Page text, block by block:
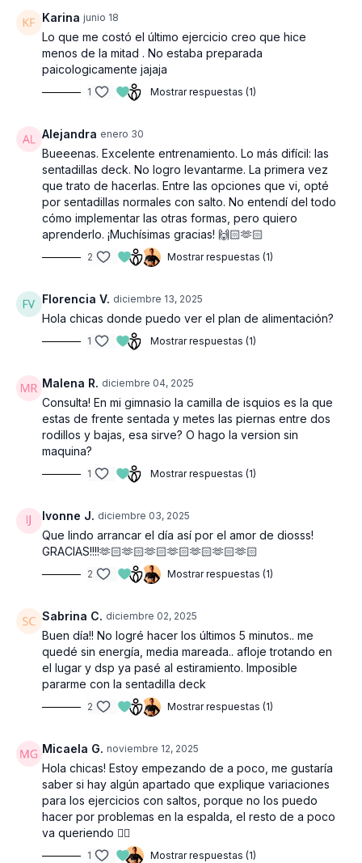
Karina junio 18
Lo que me costó el último ejercicio creo que hice
menos de la mitad . No estaba preparada
paicologicamente jajaja
1 Mostrar respuestas (1)
Alejandra enero 30
Bueeenas. Excelente entrenamiento. Lo más difícil: las
sentadillas deck. No logro levantarme. La primera vez
que trato de hacerlas. Entre las opciones que vi, opté
por sentadillas normales con salto. No entendí del todo
cómo implementar las otras formas, pero quiero
aprenderlo. ¡Muchísimas gracias! 🙌🏻🫶🏻
2 Mostrar respuestas (1)
Florencia V. diciembre 13, 2025
Hola chicas donde puedo ver el plan de alimentación?
1 Mostrar respuestas (1)
Malena R. diciembre 04, 2025
Consulta! En mi gimnasio la camilla de isquios es la que
estas de frente sentada y metes las piernas entre dos
rodillos y bajas, esa sirve? O hago la version sin
maquina?
1 Mostrar respuestas (1)
Ivonne J. diciembre 03, 2025
Que lindo arrancar el día así por el amor de diosss!
GRACIAS!!!!🫶🏻🫶🏻🫶🏻🫶🏻🫶🏻🫶🏻🫶🏻
2 Mostrar respuestas (1)
Sabrina C. diciembre 02, 2025
Buen día!! No logré hacer los últimos 5 minutos.. me
quedé sin energía, media mareada.. afloje trotando en
el lugar y dsp ya pasé al estiramiento. Imposible
pararme con la sentadilla deck
2 Mostrar respuestas (1)
Micaela G. noviembre 12, 2025
Hola chicas! Estoy empezando de a poco, me gustaría
saber si hay algún apartado que explique variaciones
para los ejercicios con saltos, porque no los puedo
hacer por problemas en la espalda, el resto de a poco
va queriendo 👌🏻
1 Mostrar respuestas (1)